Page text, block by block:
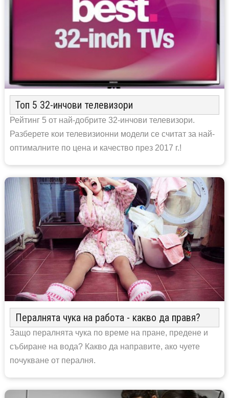
Топ 5 32-инчови телевизори
Рейтинг 5 от най-добрите 32-инчови телевизори.
Разберете кои телевизионни модели се считат за най-
оптималните по цена и качество през 2017 г.!
Пералнята чука на работа - какво да правя?
Защо пералнята чука по време на пране, предене и
събиране на вода? Какво да направите, ако чуете
почукване от пералня.